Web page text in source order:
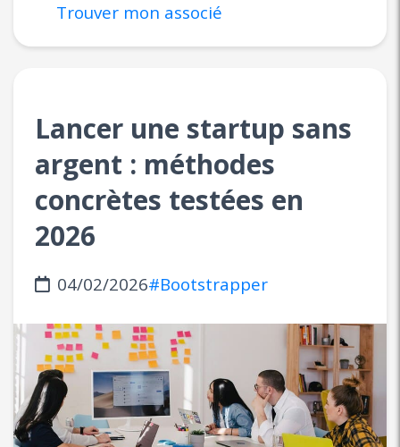
Trouver mon associé
Lancer une startup sans
argent : méthodes
concrètes testées en
2026
04/02/2026#Bootstrapper